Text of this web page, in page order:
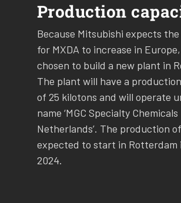
Production
Because Mitsubishi expects the
for MXDA to increase in
chosen to build a new plant in
The plant will have a
of 25 kilotons and will operate
name ‘MGC Specialty Chemicals
Netherlands’. The production
expected to start in Rotterdam
2024.